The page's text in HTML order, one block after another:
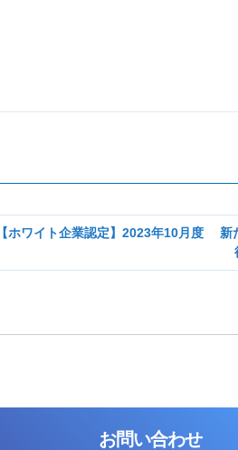
【ホワイト企業認定】2023年10月度 新
お問い合わせ